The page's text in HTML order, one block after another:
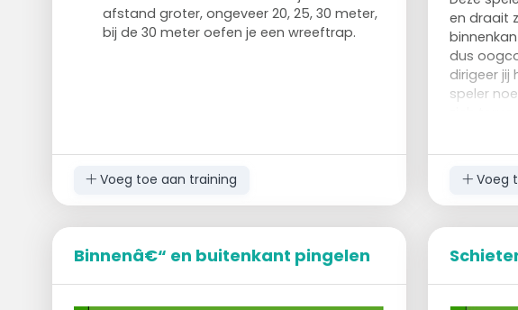
afstand groter, ongeveer 20, 25, 30 meter,
bij de 30 meter oefen je een wreeftrap.
Voeg toe aan training
en draait
dus
dirigeer jij
speler
spelers
midden
gekrulde
de
spelers
moeilijker
te krullen.
Voeg
Binnenâ€“ en buitenkant pingelen